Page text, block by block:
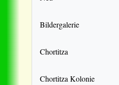
Bildergalerie
Chortitza
Chortitza Kolonie